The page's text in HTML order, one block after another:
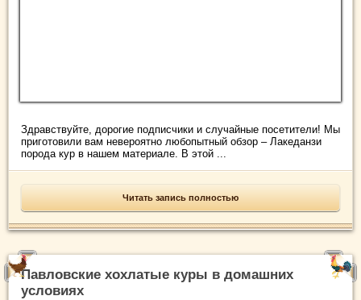
Здравствуйте, дорогие подписчики и случайные посетители! Мы
приготовили вам невероятно любопытный обзор – Лакеданзи
порода кур в нашем материале. В этой ...
Читать запись полностью
Павловские хохлатые куры в домашних
условиях